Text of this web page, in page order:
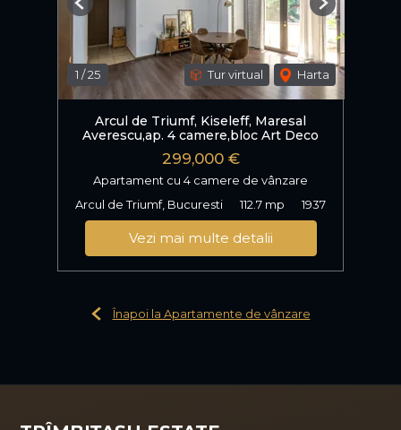
1 /25 Tur virtual Harta
Previous Next
Arcul de Triumf, Kiseleff, Maresal
Averescu,ap. 4 camere,bloc Art Deco
299,000 €
Apartament cu 4 camere de vânzare
Arcul de Triumf, Bucuresti
112.7 mp 1937
Vezi mai multe detalii
Înapoi la Apartamente de vânzare